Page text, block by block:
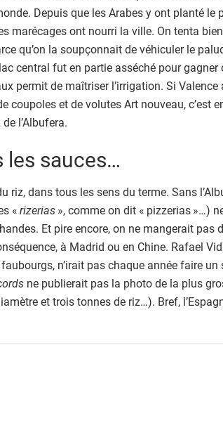
Depuis que les Arabes y ont planté le
marécages ont nourri la ville. On tenta
qu’on la soupçonnait de véhiculer le
central fut en partie asséché pour gagner
permit de maîtriser l’irrigation. Si Valence
coupoles et de volutes Art nouveau, c’est
l’Albufera.
les sauces…
riz, dans tous les sens du terme. Sans
«rizerias», comme on dit « pizzerias »…)
Et pire encore, on ne mangerait pas
à Madrid ou en Chine. Rafael
n’irait pas chaque année faire un
ne publierait pas la photo de la plus
et trois tonnes de riz…). Bref,